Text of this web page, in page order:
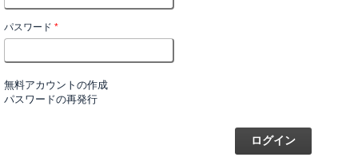
パスワード *
無料アカウントの作成
パスワードの再発行